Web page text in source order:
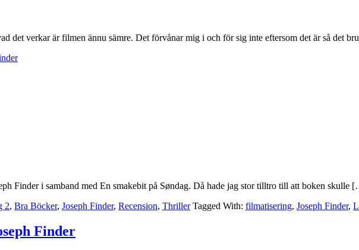
det verkar är filmen ännu sämre. Det förvånar mig i och för sig inte eftersom det är så det
Finder i samband med En smakebit på Søndag. Då hade jag stor tilltro till att boken skulle
2, Bra Böcker, Joseph Finder, Recension, Thriller Tagged With: filmatisering, Joseph Finder,
Finder